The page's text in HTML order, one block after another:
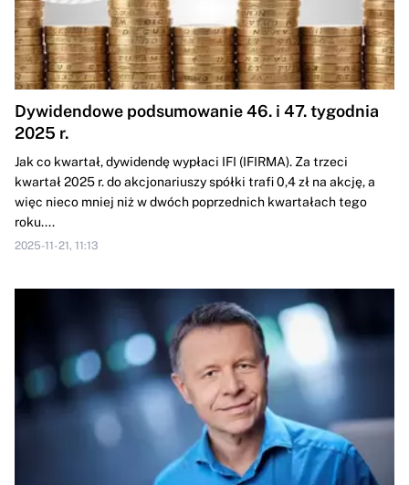
Dywidendowe podsumowanie 46. i 47. tygodnia
2025 r.
Jak co kwartał, dywidendę wypłaci IFI (IFIRMA). Za trzeci
kwartał 2025 r. do akcjonariuszy spółki trafi 0,4 zł na akcję, a
więc nieco mniej niż w dwóch poprzednich kwartałach tego
roku....
2025-11-21, 11:13